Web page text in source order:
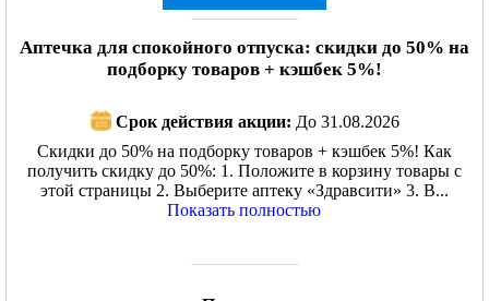
Аптечка для спокойного отпуска: скидки до 50% на
подборку товаров + кэшбек 5%!
Срок действия акции: До 31.08.2026
Скидки до 50% на подборку товаров + кэшбек 5%! Как
получить скидку до 50%: 1. Положите в корзину товары с
этой страницы 2. Выберите аптеку «Здравсити» 3. В...
Показать полностью